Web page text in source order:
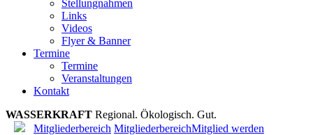
Stellungnahmen
Links
Videos
Flyer & Banner
Termine
Termine
Veranstaltungen
Kontakt
WASSERKRAFT Regional. Ökologisch. Gut.
Mitgliederbereich MitgliederbereichMitglied werden